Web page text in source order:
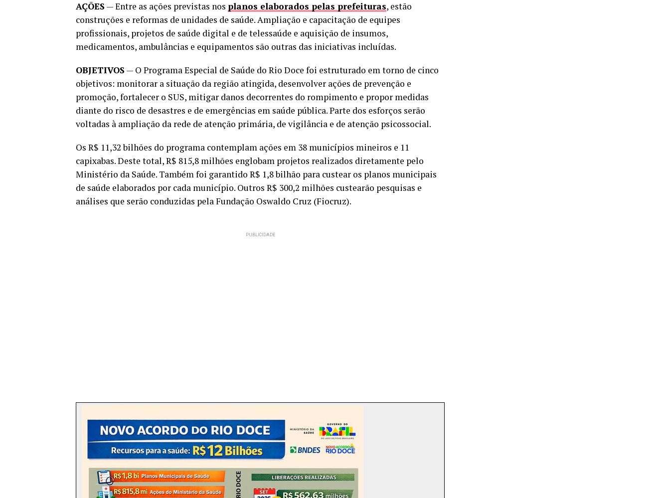
AÇÕES — Entre as ações previstas nos planos elaborados pelas prefeituras, estão
construções e reformas de unidades de saúde. Ampliação e capacitação de equipes
profissionais, projetos de saúde digital e de telessaúde e aquisição de insumos,
medicamentos, ambulâncias e equipamentos são outras das iniciativas incluídas.
OBJETIVOS — O Programa Especial de Saúde do Rio Doce foi estruturado em torno de cinco
objetivos: monitorar a situação da região atingida, desenvolver ações de prevenção e
promoção, fortalecer o SUS, mitigar danos decorrentes do rompimento e propor medidas
diante do risco de desastres e de emergências em saúde pública. Parte dos esforços serão
voltadas à ampliação da rede de atenção primária, de vigilância e de atenção psicossocial.
Os R$ 11,32 bilhões do programa contemplam ações em 38 municípios mineiros e 11
capixabas. Deste total, R$ 815,8 milhões englobam projetos realizados diretamente pelo
Ministério da Saúde. Também foi garantido R$ 1,8 bilhão para custear os planos municipais
de saúde elaborados por cada município. Outros R$ 300,2 milhões custearão pesquisas e
análises que serão conduzidas pela Fundação Oswaldo Cruz (Fiocruz).